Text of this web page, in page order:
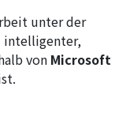
unter der
intelligenter,
von Microsoft